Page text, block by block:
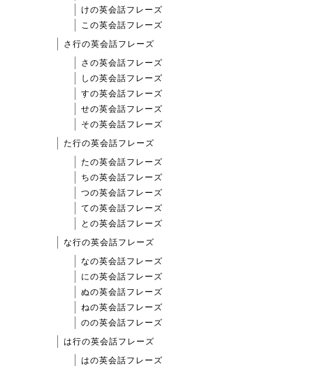
けの英会話フレーズ
この英会話フレーズ
さ行の英会話フレーズ
さの英会話フレーズ
しの英会話フレーズ
すの英会話フレーズ
せの英会話フレーズ
その英会話フレーズ
た行の英会話フレーズ
たの英会話フレーズ
ちの英会話フレーズ
つの英会話フレーズ
ての英会話フレーズ
との英会話フレーズ
な行の英会話フレーズ
なの英会話フレーズ
にの英会話フレーズ
ぬの英会話フレーズ
ねの英会話フレーズ
のの英会話フレーズ
は行の英会話フレーズ
はの英会話フレーズ